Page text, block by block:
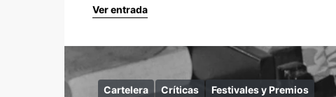
Ver entrada
Cartelera Críticas Festivales y Premios